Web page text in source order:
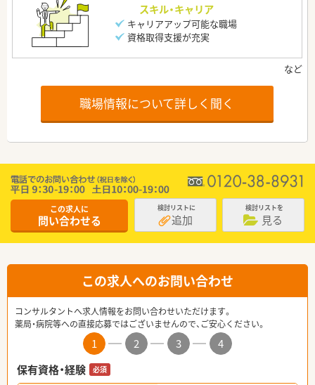
スキル・キャリア
キャリアアップ可能な職場
資格取得支援が充実
職場情報について詳しく聞く
この求人に
問い合わせる
検討リストに
追加
検討リストを
見る
この求人へのお問い合わせ
コンサルタントへ求人情報をお問い合わせいただけます。
薬局・病院等への直接応募ではございませんので、ご安心ください。
1 2 3
4
保有資格・経験
必須